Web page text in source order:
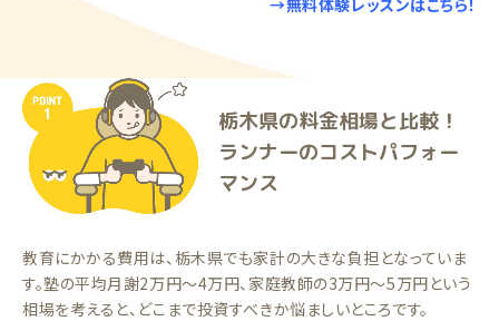
→無料体験レッスンはこちら！
栃木県の料金相場と比較！
ランナーのコストパフォー
マンス
教育にかかる費用は、栃木県でも家計の大きな負担となっていま
す。塾の平均月謝2万円〜4万円、家庭教師の3万円〜5万円という
相場を考えると、どこまで投資すべきか悩ましいところです。